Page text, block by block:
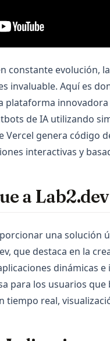
constante evolución,
invaluable. Aquí es
plataforma
de IA utilizando
Vercel genera código
interactivas y
a Lab2.dev
una solución
que destaca en la
dinámicas
para los usuarios
tiempo real,